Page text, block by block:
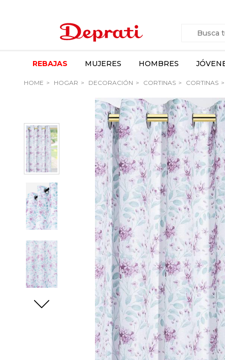
REBAJAS MUJERES HOMBRES
HOME HOGAR DECORACIÓN CORTINAS CORTINAS